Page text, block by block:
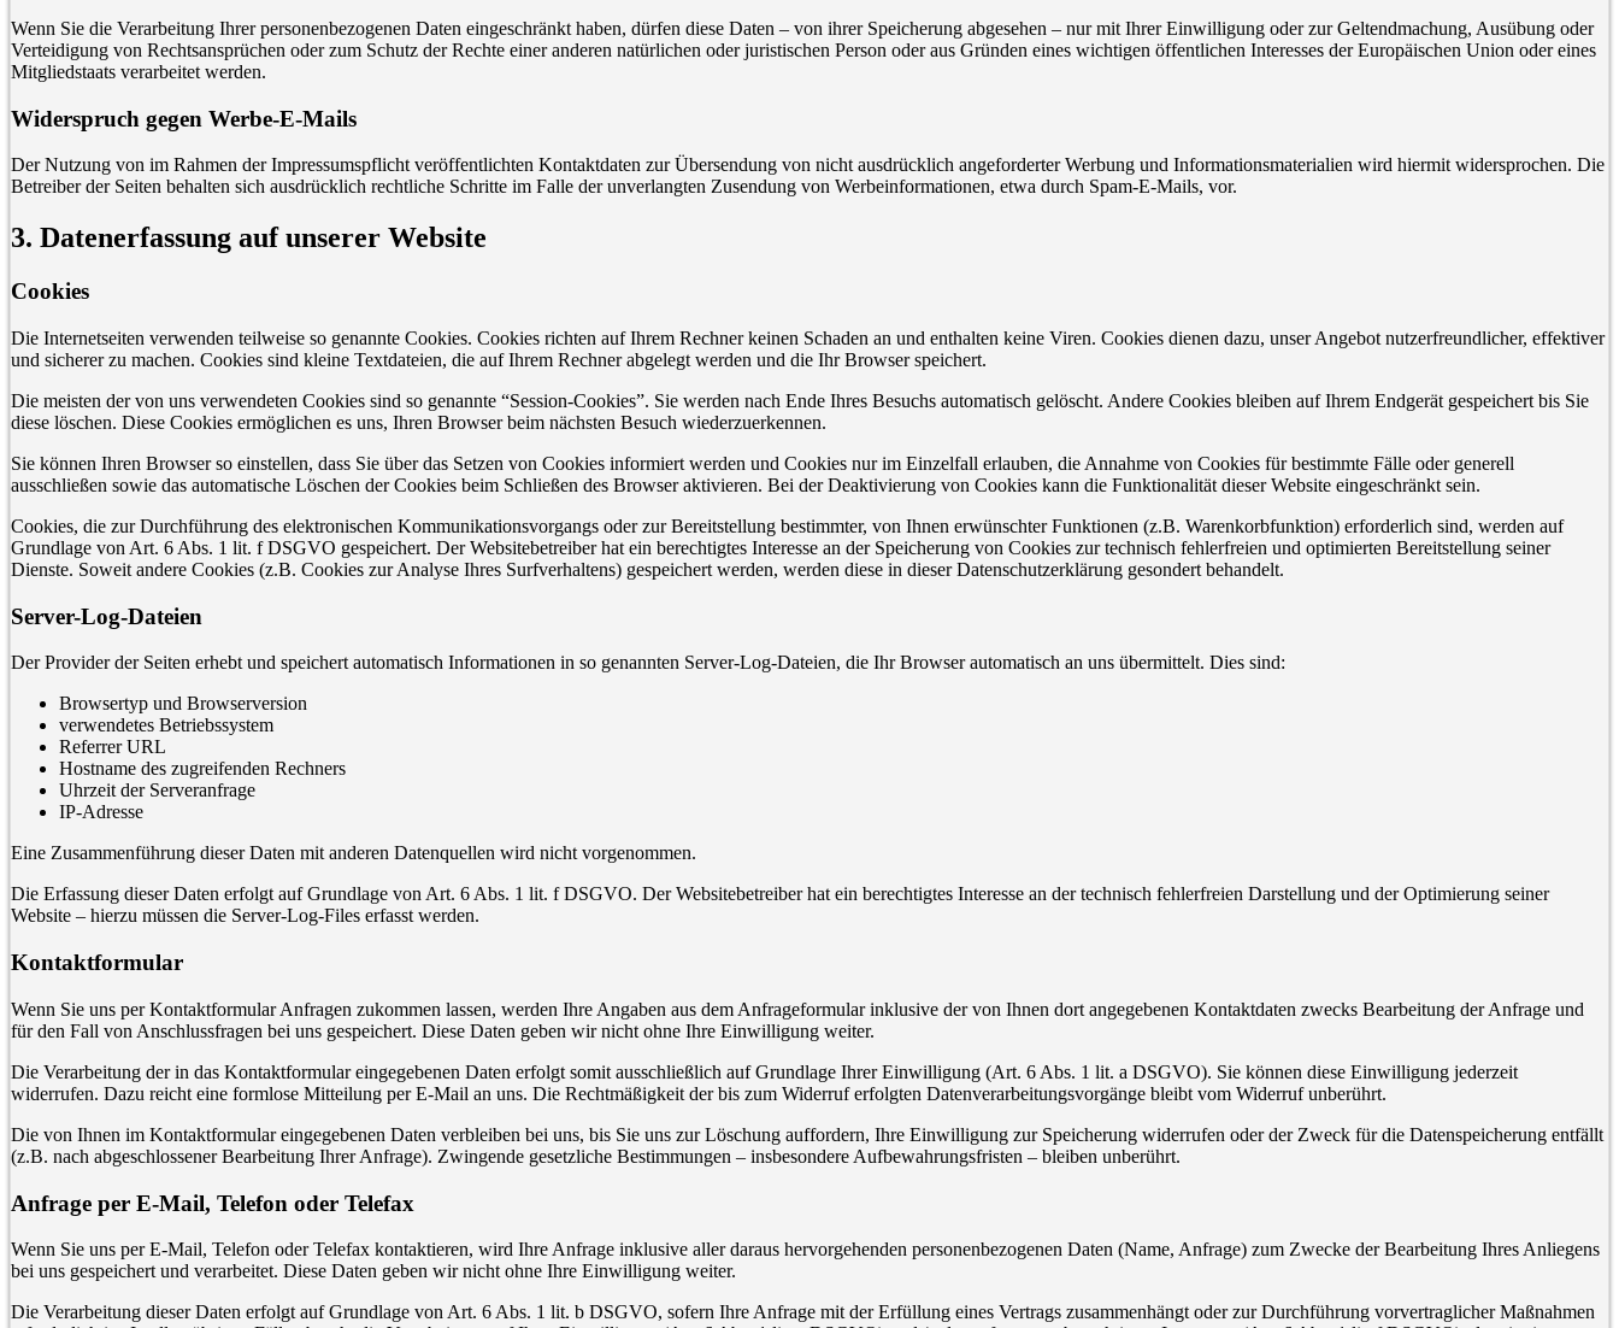
Wenn Sie die Verarbeitung Ihrer personenbezogenen Daten eingeschränkt haben, dürfen diese Daten – von ihrer Speicherung abgesehen – nur mit Ihrer Einwilligung oder zur Geltendmachung, Ausübung oder
Verteidigung von Rechtsansprüchen oder zum Schutz der Rechte einer anderen natürlichen oder juristischen Person oder aus Gründen eines wichtigen öffentlichen Interesses der Europäischen Union oder eines
Mitgliedstaats verarbeitet werden.
Widerspruch gegen Werbe-E-Mails
Der Nutzung von im Rahmen der Impressumspflicht veröffentlichten Kontaktdaten zur Übersendung von nicht ausdrücklich angeforderter Werbung und Informationsmaterialien wird hiermit widersprochen. Die
Betreiber der Seiten behalten sich ausdrücklich rechtliche Schritte im Falle der unverlangten Zusendung von Werbeinformationen, etwa durch Spam-E-Mails, vor.
3. Datenerfassung auf unserer Website
Cookies
Die Internetseiten verwenden teilweise so genannte Cookies. Cookies richten auf Ihrem Rechner keinen Schaden an und enthalten keine Viren. Cookies dienen dazu, unser Angebot nutzerfreundlicher, effektiver
und sicherer zu machen. Cookies sind kleine Textdateien, die auf Ihrem Rechner abgelegt werden und die Ihr Browser speichert.
Die meisten der von uns verwendeten Cookies sind so genannte “Session-Cookies”. Sie werden nach Ende Ihres Besuchs automatisch gelöscht. Andere Cookies bleiben auf Ihrem Endgerät gespeichert bis Sie
diese löschen. Diese Cookies ermöglichen es uns, Ihren Browser beim nächsten Besuch wiederzuerkennen.
Sie können Ihren Browser so einstellen, dass Sie über das Setzen von Cookies informiert werden und Cookies nur im Einzelfall erlauben, die Annahme von Cookies für bestimmte Fälle oder generell
ausschließen sowie das automatische Löschen der Cookies beim Schließen des Browser aktivieren. Bei der Deaktivierung von Cookies kann die Funktionalität dieser Website eingeschränkt sein.
Cookies, die zur Durchführung des elektronischen Kommunikationsvorgangs oder zur Bereitstellung bestimmter, von Ihnen erwünschter Funktionen (z.B. Warenkorbfunktion) erforderlich sind, werden auf
Grundlage von Art. 6 Abs. 1 lit. f DSGVO gespeichert. Der Websitebetreiber hat ein berechtigtes Interesse an der Speicherung von Cookies zur technisch fehlerfreien und optimierten Bereitstellung seiner
Dienste. Soweit andere Cookies (z.B. Cookies zur Analyse Ihres Surfverhaltens) gespeichert werden, werden diese in dieser Datenschutzerklärung gesondert behandelt.
Server-Log-Dateien
Der Provider der Seiten erhebt und speichert automatisch Informationen in so genannten Server-Log-Dateien, die Ihr Browser automatisch an uns übermittelt. Dies sind:
Browsertyp und Browserversion
verwendetes Betriebssystem
Referrer URL
Hostname des zugreifenden Rechners
Uhrzeit der Serveranfrage
IP-Adresse
Eine Zusammenführung dieser Daten mit anderen Datenquellen wird nicht vorgenommen.
Die Erfassung dieser Daten erfolgt auf Grundlage von Art. 6 Abs. 1 lit. f DSGVO. Der Websitebetreiber hat ein berechtigtes Interesse an der technisch fehlerfreien Darstellung und der Optimierung seiner
Website – hierzu müssen die Server-Log-Files erfasst werden.
Kontaktformular
Wenn Sie uns per Kontaktformular Anfragen zukommen lassen, werden Ihre Angaben aus dem Anfrageformular inklusive der von Ihnen dort angegebenen Kontaktdaten zwecks Bearbeitung der Anfrage und
für den Fall von Anschlussfragen bei uns gespeichert. Diese Daten geben wir nicht ohne Ihre Einwilligung weiter.
Die Verarbeitung der in das Kontaktformular eingegebenen Daten erfolgt somit ausschließlich auf Grundlage Ihrer Einwilligung (Art. 6 Abs. 1 lit. a DSGVO). Sie können diese Einwilligung jederzeit
widerrufen. Dazu reicht eine formlose Mitteilung per E-Mail an uns. Die Rechtmäßigkeit der bis zum Widerruf erfolgten Datenverarbeitungsvorgänge bleibt vom Widerruf unberührt.
Die von Ihnen im Kontaktformular eingegebenen Daten verbleiben bei uns, bis Sie uns zur Löschung auffordern, Ihre Einwilligung zur Speicherung widerrufen oder der Zweck für die Datenspeicherung entfällt
(z.B. nach abgeschlossener Bearbeitung Ihrer Anfrage). Zwingende gesetzliche Bestimmungen – insbesondere Aufbewahrungsfristen – bleiben unberührt.
Anfrage per E-Mail, Telefon oder Telefax
Wenn Sie uns per E-Mail, Telefon oder Telefax kontaktieren, wird Ihre Anfrage inklusive aller daraus hervorgehenden personenbezogenen Daten (Name, Anfrage) zum Zwecke der Bearbeitung Ihres Anliegens
bei uns gespeichert und verarbeitet. Diese Daten geben wir nicht ohne Ihre Einwilligung weiter.
Die Verarbeitung dieser Daten erfolgt auf Grundlage von Art. 6 Abs. 1 lit. b DSGVO, sofern Ihre Anfrage mit der Erfüllung eines Vertrags zusammenhängt oder zur Durchführung vorvertraglicher Maßnahmen